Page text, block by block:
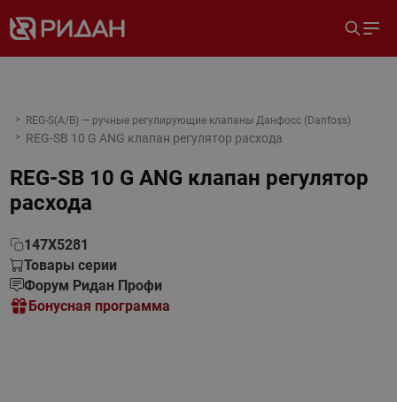
REG-S(A/B) — ручные регулирующие клапаны Данфосс (Danfoss)
REG-SB 10 G ANG клапан регулятор расхода
REG-SB 10 G ANG клапан регулятор
расхода
147X5281
Товары серии
Форум Ридан Профи
Бонусная программа